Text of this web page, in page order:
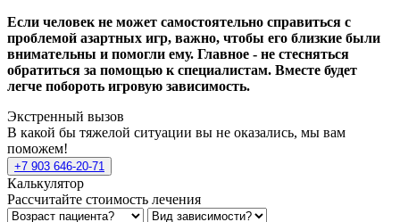
Если человек не может самостоятельно справиться с
проблемой азартных игр, важно, чтобы его близкие были
внимательны и помогли ему. Главное - не стесняться
обратиться за помощью к специалистам. Вместе будет
легче побороть игровую зависимость.
Экстренный вызов
В какой бы тяжелой ситуации вы не оказались, мы вам
поможем!
+7 903 646-20-71
Калькулятор
Рассчитайте стоимость лечения